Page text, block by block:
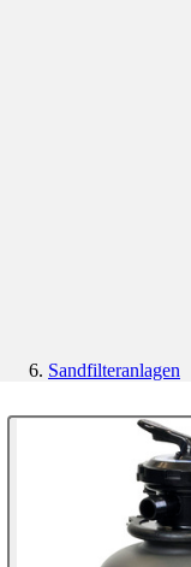
Sandfilteranlagen